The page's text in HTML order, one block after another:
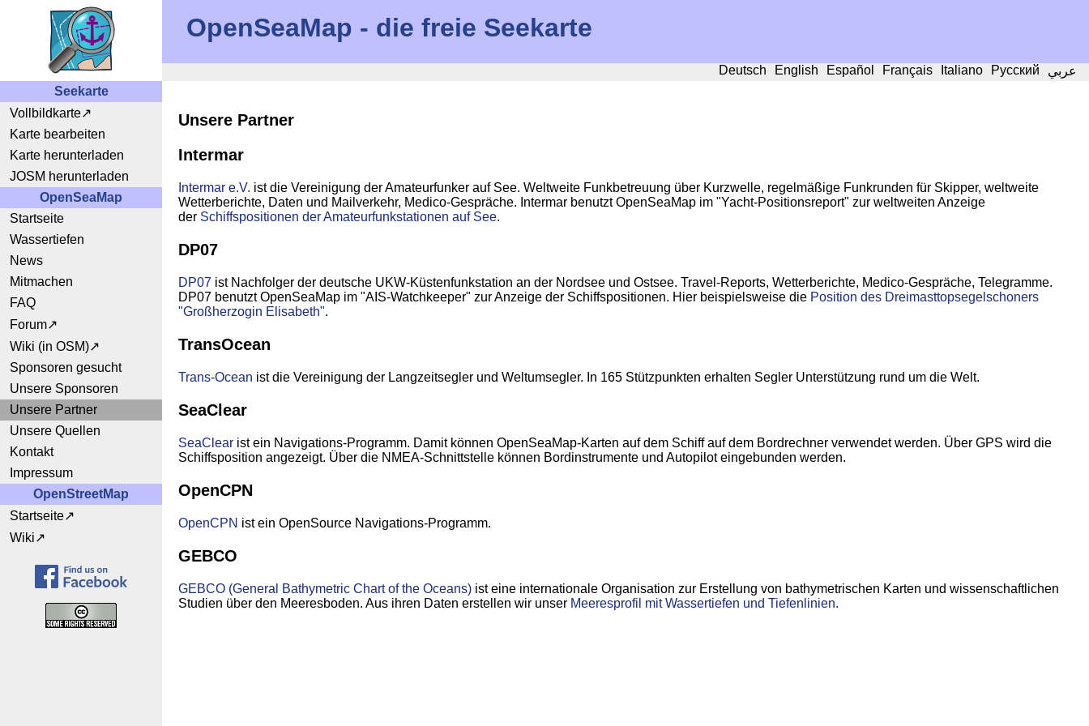
OpenSeaMap - die freie Seekarte
Deutsch English Español Français Italiano Русский
عربي
Seekarte
Vollbildkarte
Karte bearbeiten
Karte herunterladen
JOSM herunterladen
OpenSeaMap
Startseite
Wassertiefen
News
Mitmachen
FAQ
Forum
Wiki (in OSM)
Sponsoren gesucht
Unsere Sponsoren
Unsere Partner
Unsere Quellen
Kontakt
Impressum
OpenStreetMap
Startseite
Wiki
Unsere Partner
Intermar
Intermar e.V. ist die Vereinigung der Amateurfunker auf See. Weltweite Funkbetreuung über Kurzwelle, regelmäßige Funkrunden für Skipper, weltweite
Wetterberichte, Daten und Mailverkehr, Medico-Gespräche. Intermar benutzt OpenSeaMap im "Yacht-Positionsreport" zur weltweiten Anzeige
der Schiffspositionen der Amateurfunkstationen auf See.
DP07
DP07 ist Nachfolger der deutsche UKW-Küstenfunkstation an der Nordsee und Ostsee. Travel-Reports, Wetterberichte, Medico-Gespräche, Telegramme.
DP07 benutzt OpenSeaMap im "AIS-Watchkeeper" zur Anzeige der Schiffspositionen. Hier beispielsweise die Position des Dreimasttopsegelschoners
"Großherzogin Elisabeth".
TransOcean
Trans-Ocean ist die Vereinigung der Langzeitsegler und Weltumsegler. In 165 Stützpunkten erhalten Segler Unterstützung rund um die Welt.
SeaClear
SeaClear ist ein Navigations-Programm. Damit können OpenSeaMap-Karten auf dem Schiff auf dem Bordrechner verwendet werden. Über GPS wird die
Schiffsposition angezeigt. Über die NMEA-Schnittstelle können Bordinstrumente und Autopilot eingebunden werden.
OpenCPN
OpenCPN ist ein OpenSource Navigations-Programm.
GEBCO
GEBCO (General Bathymetric Chart of the Oceans) ist eine internationale Organisation zur Erstellung von bathymetrischen Karten und wissenschaftlichen
Studien über den Meeresboden. Aus ihren Daten erstellen wir unser Meeresprofil mit Wassertiefen und Tiefenlinien.